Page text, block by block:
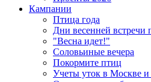
Кампании
Птица года
Дни весенней встречи
"Весна идет!"
Соловьиные вечера
Покормите птиц
Учеты уток в Москве